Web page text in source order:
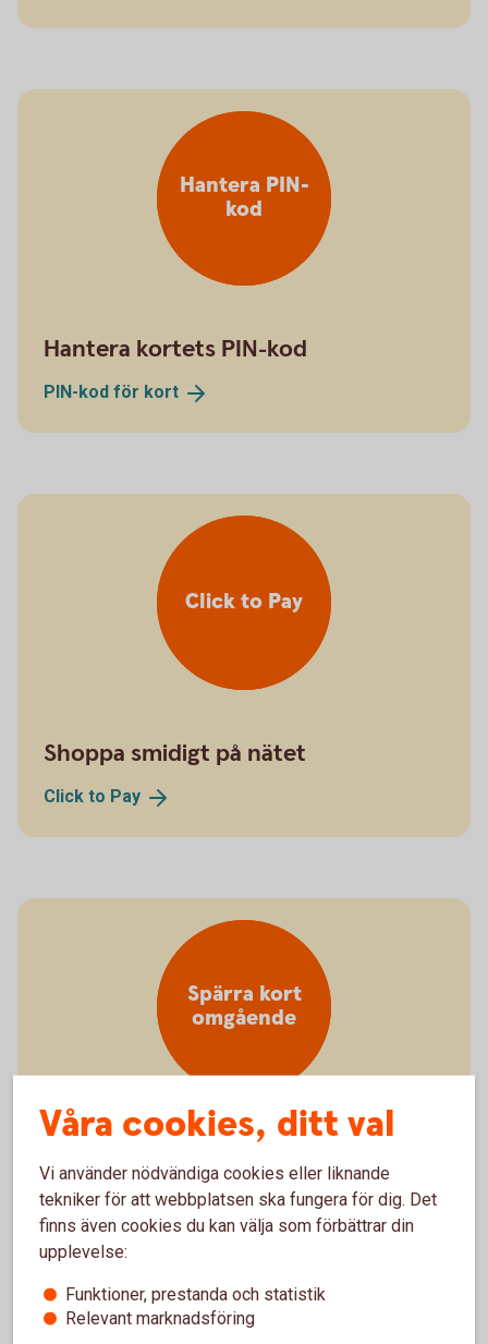
Hantera PIN-
kod
Hantera kortets PIN-kod
PIN-kod för kort
Click to Pay
Shoppa smidigt på nätet
Click to Pay
Spärra kort
omgående
Borttappat eller stulet kort?
Spärra kort - så gördu
Våra cookies, ditt val
Vi använder nödvändiga cookies eller liknande
tekniker för att webbplatsen ska fungera för dig. Det
finns även cookies du kan välja som förbättrar din
upplevelse:
Funktioner, prestanda och statistik
Relevant marknadsföring